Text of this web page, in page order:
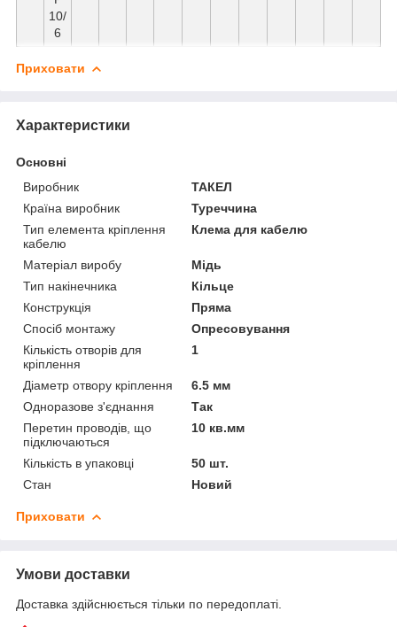
10/
6
Приховати
Характеристики
Основні
Виробник
ТАКЕЛ
Країна виробник
Туреччина
Тип елемента кріплення
кабелю
Клема для кабелю
Матеріал виробу
Мідь
Тип накінечника
Кільце
Конструкція
Пряма
Спосіб монтажу
Опресовування
Кількість отворів для
кріплення
1
Діаметр отвору кріплення
6.5 мм
Одноразове з'єднання
Так
Перетин проводів, що
підключаються
10 кв.мм
Кількість в упаковці
50 шт.
Стан
Новий
Приховати
Умови доставки
Доставка здійснюється тільки по передоплаті.